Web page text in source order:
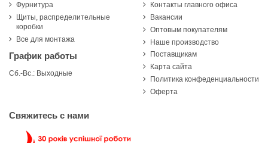
Фурнитура
Щиты, распределительные
коробки
Все для монтажа
График работы
Сб.-Вс.: Выходные
Контакты главного офиса
Вакансии
Оптовым покупателям
Наше производство
Поставщикам
Карта сайта
Политика конфеденциальности
Оферта
Свяжитесь с нами